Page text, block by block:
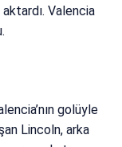
aktardı. Valencia
golüyle
Lincoln, arka